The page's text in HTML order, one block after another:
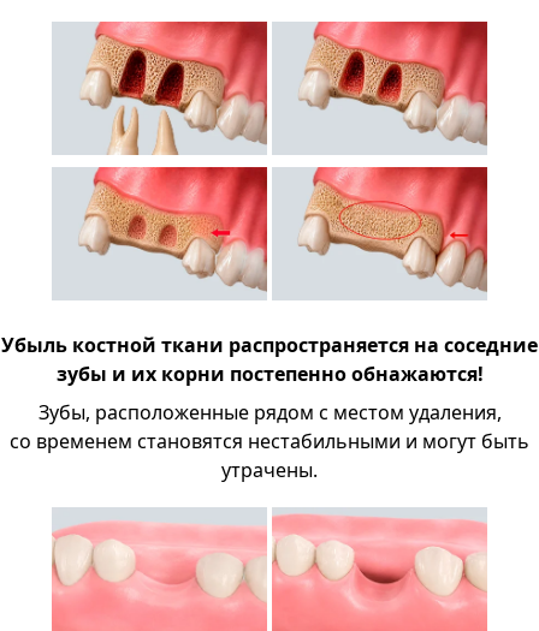
Убыль костной ткани распространяется на соседние
зубы и их корни постепенно обнажаются!
Зубы, расположенные рядом с местом удаления,
со временем становятся нестабильными и могут быть
утрачены.